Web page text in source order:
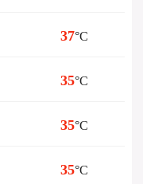
37°C
35°C
35°C
35°C